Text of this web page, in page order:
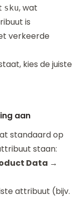
sku, wat
is
verkeerde
kies de juiste
aan
standaard op
staan:
Data →
attribuut (bijv.